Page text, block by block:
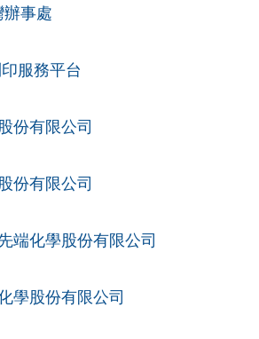
事處
服務平台
份有限公司
份有限公司
端化學股份有限公司
學股份有限公司